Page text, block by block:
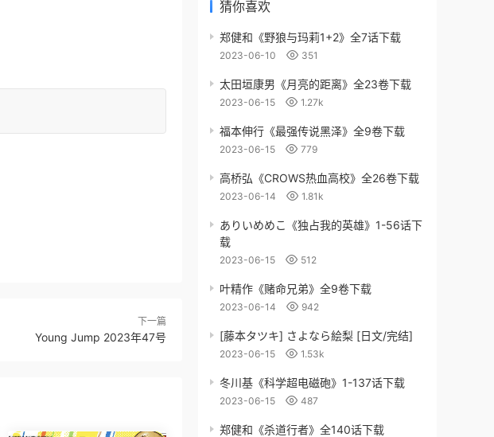
下一篇
Young Jump 2023年47号
猜你喜欢
郑健和《野狼与玛莉1+2》全7话下载
2023-06-10 351
太田垣康男《月亮的距离》全23卷下载
2023-06-15 1.27k
福本伸行《最强传说黑泽》全9卷下载
2023-06-15 779
高桥弘《CROWS热血高校》全26卷下载
2023-06-14 1.81k
ありいめめこ《独占我的英雄》1-56话下
载
2023-06-15 512
叶精作《赌命兄弟》全9卷下载
2023-06-14 942
[藤本タツキ] さよなら絵梨 [日文/完结]
2023-06-15 1.53k
冬川基《科学超电磁砲》1-137话下载
2023-06-15 487
郑健和《杀道行者》全140话下载